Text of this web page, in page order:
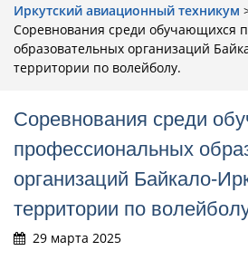
Иркутский авиационный техникум
Соревнования среди обучающихся
образовательных организаций
территории по волейболу.
Соревнования среди
профессиональных
организаций Байкало-
территории по
29 марта 2025